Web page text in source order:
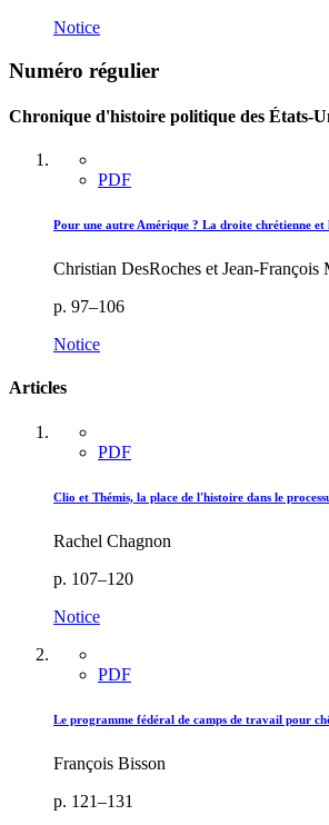
Notice
Numéro régulier
Chronique d'histoire politique des États-
PDF
Pour une autre Amérique ? La droite chrétienne
Christian DesRoches et Jean-François
p. 97–106
Notice
Articles
PDF
Clio et Thémis, la place de l'histoire dans le
Rachel Chagnon
p. 107–120
Notice
PDF
Le programme fédéral de camps de travail pour
François Bisson
p. 121–131